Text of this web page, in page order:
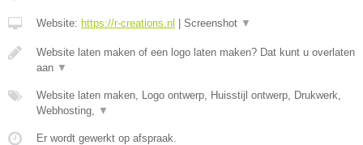
Website: https://r-creations.nl | Screenshot ▼
Website laten maken of een logo laten maken? Dat kunt u overlaten
aan ▼
Website laten maken, Logo ontwerp, Huisstijl ontwerp, Drukwerk,
Webhosting,
▼
Er wordt gewerkt op afspraak.